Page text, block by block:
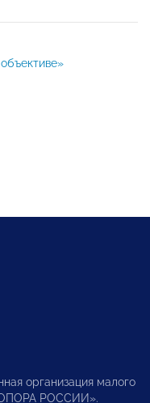
организация малого
РОССИИ».